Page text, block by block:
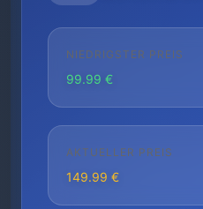
NIEDRIGSTER PREIS
99.99 €
AKTUELLER PREIS
149.99 €